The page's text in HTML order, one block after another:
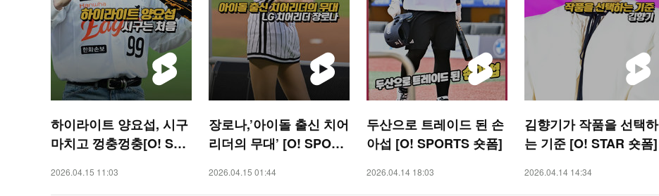
하이라이트 양요섭, 시구
마치고 껑충껑충[O! SPO
2026.04.15 11:03
장로나,’아이돌 출신 치어
리더의 무대’ [O! SPORT
2026.04.15 01:44
두산으로 트레이드 된 손
아섭 [O! SPORTS 숏폼]
2026.04.14 18:03
김향기가 작품을 선택하
는 기준 [O! STAR 숏폼]
2026.04.14 14:34